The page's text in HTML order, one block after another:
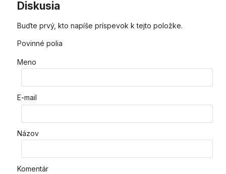
Diskusia
Buďte prvý, kto napíše príspevok k tejto položke.
Povinné polia
Meno
E-mail
Názov
Komentár